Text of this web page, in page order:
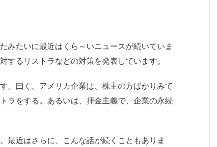
みたいに最近はくら～いニュースが続いていま
るリストラなどの対策を発表しています。
。曰く、アメリカ企業は、株主の方ばかりみて
ラをする。あるいは、拝金主義で、企業の永続
最近はさらに、こんな話が続くこともありま